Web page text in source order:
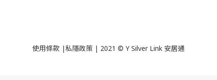
使用條款 |私隱政策 | 2021 © Y Silver Link 安居通